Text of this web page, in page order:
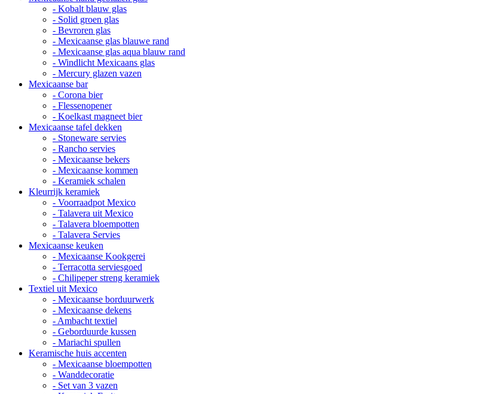
- Kobalt blauw glas
- Solid groen glas
- Bevroren glas
- Mexicaanse glas blauwe rand
- Mexicaanse glas aqua blauw rand
- Windlicht Mexicaans glas
- Mercury glazen vazen
Mexicaanse bar
- Corona bier
- Flessenopener
- Koelkast magneet bier
Mexicaanse tafel dekken
- Stoneware servies
- Rancho servies
- Mexicaanse bekers
- Mexicaanse kommen
- Keramiek schalen
Kleurrijk keramiek
- Voorraadpot Mexico
- Talavera uit Mexico
- Talavera bloempotten
- Talavera Servies
Mexicaanse keuken
- Mexicaanse Kookgerei
- Terracotta serviesgoed
- Chilipeper streng keramiek
Textiel uit Mexico
- Mexicaanse borduurwerk
- Mexicaanse dekens
- Ambacht textiel
- Geborduurde kussen
- Mariachi spullen
Keramische huis accenten
- Mexicaanse bloempotten
- Wanddecoratie
- Set van 3 vazen